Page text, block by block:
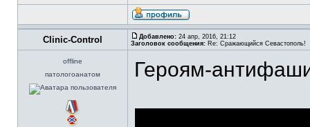
Clinic-Control Добавлено: 24 апр, 2016, 21:12
Заголовок сообщения: Re: Сражающийся Севастополь!
offline
патологоанатом
Героям-